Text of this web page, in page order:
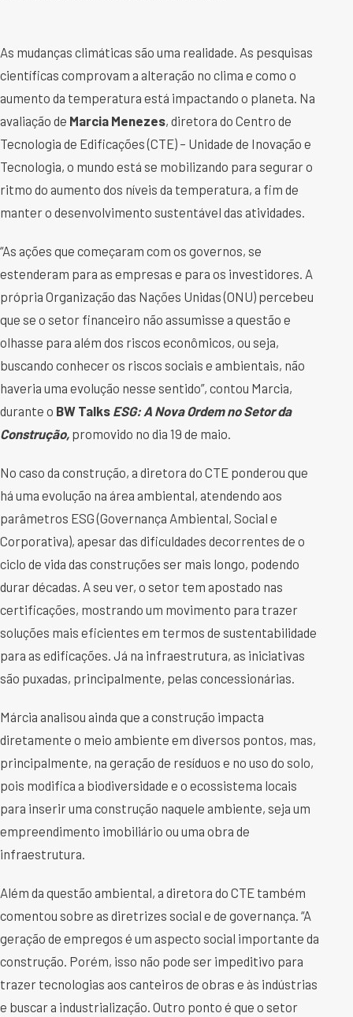
As mudanças climáticas são uma realidade. As pesquisas
científicas comprovam a alteração no clima e como o
aumento da temperatura está impactando o planeta. Na
avaliação de Marcia Menezes, diretora do Centro de
Tecnologia de Edificações (CTE) – Unidade de Inovação e
Tecnologia, o mundo está se mobilizando para segurar o
ritmo do aumento dos níveis da temperatura, a fim de
manter o desenvolvimento sustentável das atividades.
“As ações que começaram com os governos, se
estenderam para as empresas e para os investidores. A
própria Organização das Nações Unidas (ONU) percebeu
que se o setor financeiro não assumisse a questão e
olhasse para além dos riscos econômicos, ou seja,
buscando conhecer os riscos sociais e ambientais, não
haveria uma evolução nesse sentido”, contou Marcia,
durante o BW Talks ESG: A Nova Ordem no Setor da
Construção, promovido no dia 19 de maio.
No caso da construção, a diretora do CTE ponderou que
há uma evolução na área ambiental, atendendo aos
parâmetros ESG (Governança Ambiental, Social e
Corporativa), apesar das dificuldades decorrentes de o
ciclo de vida das construções ser mais longo, podendo
durar décadas. A seu ver, o setor tem apostado nas
certificações, mostrando um movimento para trazer
soluções mais eficientes em termos de sustentabilidade
para as edificações. Já na infraestrutura, as iniciativas
são puxadas, principalmente, pelas concessionárias.
Márcia analisou ainda que a construção impacta
diretamente o meio ambiente em diversos pontos, mas,
principalmente, na geração de resíduos e no uso do solo,
pois modifica a biodiversidade e o ecossistema locais
para inserir uma construção naquele ambiente, seja um
empreendimento imobiliário ou uma obra de
infraestrutura.
Além da questão ambiental, a diretora do CTE também
comentou sobre as diretrizes social e de governança. “A
geração de empregos é um aspecto social importante da
construção. Porém, isso não pode ser impeditivo para
trazer tecnologias aos canteiros de obras e às indústrias
e buscar a industrialização. Outro ponto é que o setor